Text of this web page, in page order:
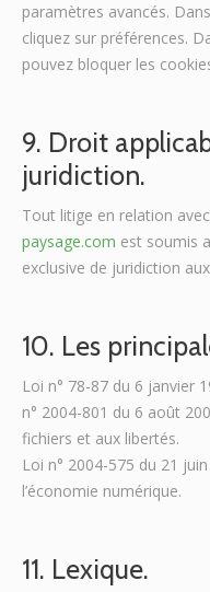
paramètres avancés.
cliquez sur préférences.
pouvez bloquer les
9. Droit
juridiction.
Tout litige en relation
paysage.com est soumis
exclusive de juridiction
10. Les
Loi n° 78-87 du 6 janvier
n° 2004-801 du 6 août
fichiers et aux libertés.
Loi n° 2004-575 du 21
l’économie numérique.
11. Lexique.